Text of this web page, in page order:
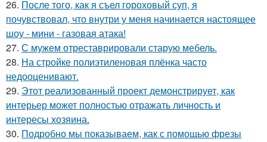
26. После того, как я съел гороховый суп, я
почувствовал, что внутри у меня начинается настоящее
шоу - мини - газовая атака!
27. С мужем отреставрировали старую мебель.
28. На стройке полиэтиленовая плёнка часто
недооценивают.
29. Этот реализованный проект демонстрирует, как
интерьер может полностью отражать личность и
интересы хозяина.
30. Подробно мы показываем, как с помощью фрезы